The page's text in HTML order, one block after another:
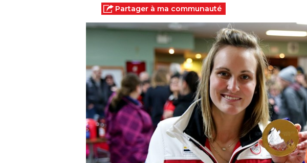
Partager à ma communauté